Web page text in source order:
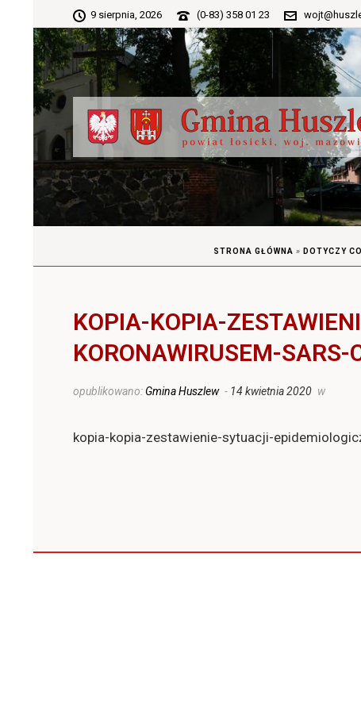
9 sierpnia, 2026 (0-83) 358 01 23
STRONA GŁÓWNA » DOTYCZY
KOPIA-KOPIA-
KORONAWIRUSEM-
opublikowano: Gmina Huszlew - 14 kwietnia 2020 w
kopia-kopia-zestawienie-sytuacji-